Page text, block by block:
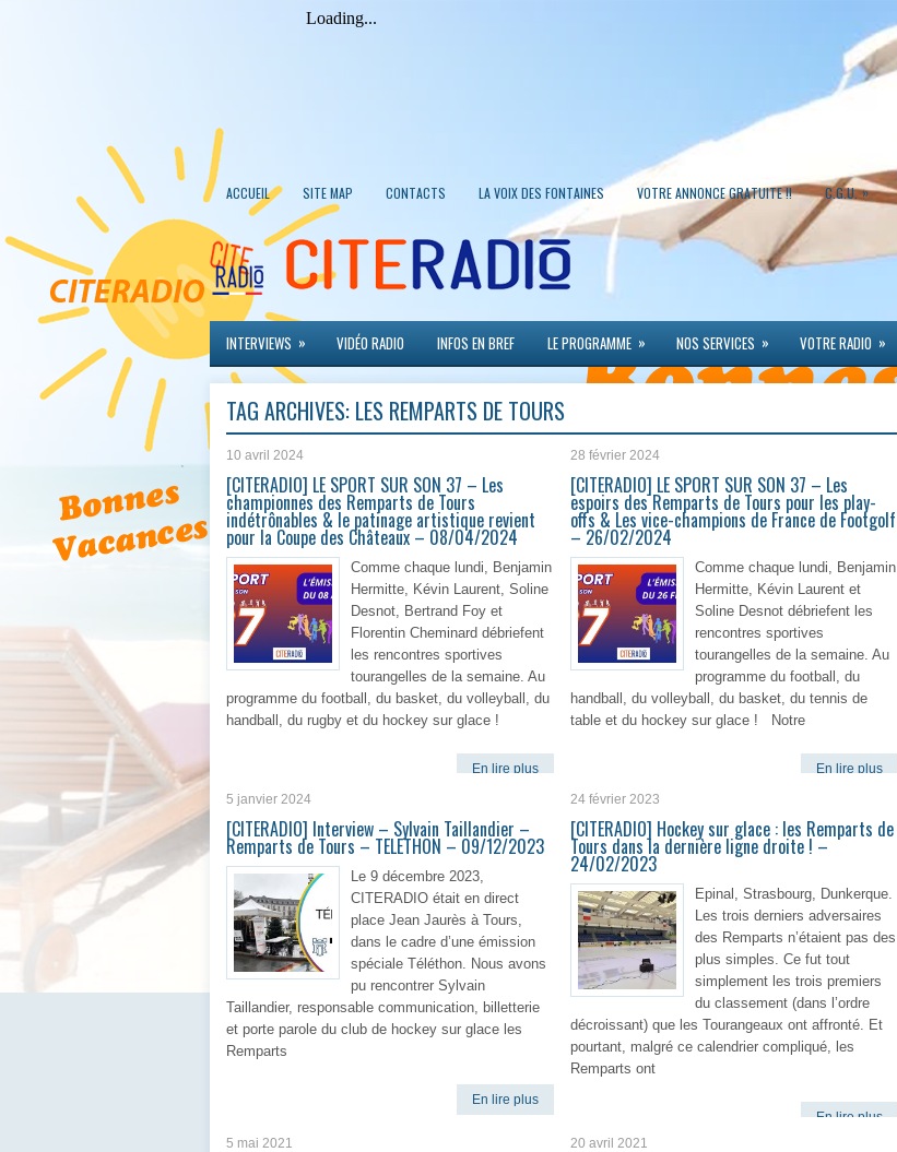
ACCUEIL SITE MAP CONTACTS LA VOIX DES FONTAINES VOTRE ANNONCE GRATUITE !! C.G.U. »
INTERVIEWS » VIDÉO RADIO INFOS EN BREF LE PROGRAMME » NOS SERVICES » VOTRE RADIO »
TAG ARCHIVES: LES REMPARTS DE TOURS
10 avril 2024
[CITERADIO] LE SPORT SUR SON 37 – Les
championnes des Remparts de Tours
indétrônables & le patinage artistique revient
pour la Coupe des Châteaux – 08/04/2024
Comme chaque lundi, Benjamin
Hermitte, Kévin Laurent, Soline
Desnot, Bertrand Foy et
Florentin Cheminard débriefent
les rencontres sportives
tourangelles de la semaine. Au
programme du football, du basket, du volleyball, du
handball, du rugby et du hockey sur glace !
En lire plus
28 février 2024
[CITERADIO] LE SPORT SUR SON 37 – Les
espoirs des Remparts de Tours pour les play-
offs & Les vice-champions de France de Footgolf
– 26/02/2024
Comme chaque lundi, Benjamin
Hermitte, Kévin Laurent et
Soline Desnot débriefent les
rencontres sportives
tourangelles de la semaine. Au
programme du football, du
handball, du volleyball, du basket, du tennis de
table et du hockey sur glace ! Notre
En lire plus
5 janvier 2024
[CITERADIO] Interview – Sylvain Taillandier –
Remparts de Tours – TELETHON – 09/12/2023
Le 9 décembre 2023,
CITERADIO était en direct
place Jean Jaurès à Tours,
dans le cadre d’une émission
spéciale Téléthon. Nous avons
pu rencontrer Sylvain
Taillandier, responsable communication, billetterie
et porte parole du club de hockey sur glace les
Remparts
En lire plus
24 février 2023
[CITERADIO] Hockey sur glace : les Remparts de
Tours dans la dernière ligne droite ! –
24/02/2023
Epinal, Strasbourg, Dunkerque.
Les trois derniers adversaires
des Remparts n’étaient pas des
plus simples. Ce fut tout
simplement les trois premiers
du classement (dans l’ordre
décroissant) que les Tourangeaux ont affronté. Et
pourtant, malgré ce calendrier compliqué, les
Remparts ont
En lire plus
5 mai 2021
20 avril 2021